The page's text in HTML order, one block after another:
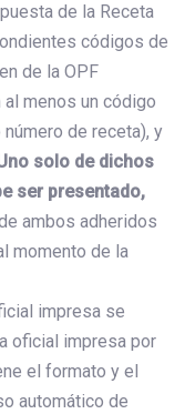
de la Receta
códigos de
de la OPF
menos un código
de receta), y
solo de dichos
ser presentado,
ambos adheridos
momento de la
impresa se
oficial impresa por
el formato y el
automático de